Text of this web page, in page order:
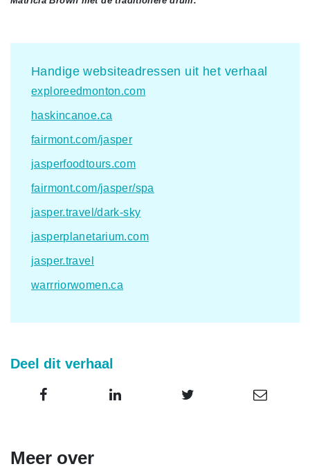
Handige websiteadressen uit het verhaal
exploreedmonton.com
haskincanoe.ca
fairmont.com/jasper
jasperfoodtours.com
fairmont.com/jasper/spa
jasper.travel/dark-sky
jasperplanetarium.com
jasper.travel
warrriorwomen.ca
Deel dit verhaal
Meer over